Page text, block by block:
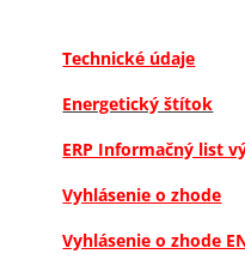
Technické údaje
Energetický štítok
ERP Informačný list
Vyhlásenie o zhode
Vyhlásenie o zhode